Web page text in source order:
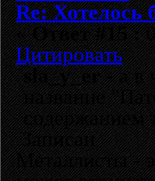
Re: Хотелось
«Ответ #15 :
Цитировать
sla_y_er- а в
название
содержанием
Записан
Металлисты -